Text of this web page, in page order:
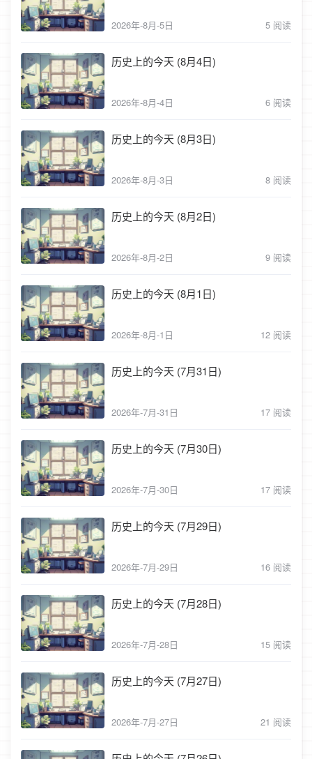
2026年-8月-5日 5 阅读
历史上的今天 (8月4日)
2026年-8月-4日 6 阅读
历史上的今天 (8月3日)
2026年-8月-3日 8 阅读
历史上的今天 (8月2日)
2026年-8月-2日 9 阅读
历史上的今天 (8月1日)
2026年-8月-1日 12 阅读
历史上的今天 (7月31日)
2026年-7月-31日 17 阅读
历史上的今天 (7月30日)
2026年-7月-30日 17 阅读
历史上的今天 (7月29日)
2026年-7月-29日 16 阅读
历史上的今天 (7月28日)
2026年-7月-28日 15 阅读
历史上的今天 (7月27日)
2026年-7月-27日 21 阅读